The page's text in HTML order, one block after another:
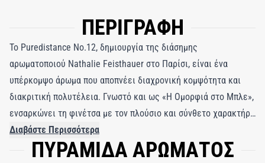
ΠΕΡΙΓΡΑΦΗ
Το Puredistance No.12, δημιουργία της διάσημης
αρωματοποιού Nathalie Feisthauer στο Παρίσι, είναι ένα
υπέρκομψο άρωμα που αποπνέει διαχρονική κομψότητα και
διακριτική πολυτέλεια. Γνωστό και ως «Η Ομορφιά στο Μπλε»,
ενσαρκώνει τη φινέτσα με τον πλούσιο και σύνθετο χαρακτήρα
του που παραμένει εξαιρετικά εκλεπτυσμένος. Αυτό το
εκλεπτυσμένο άρωμα σας αγκαλιάζει με ένα βελούδινο μείγμα
Διαβάστε Περισσότερα
ΠΥΡΑΜΙΔΑ ΑΡΩΜΑΤΟΣ